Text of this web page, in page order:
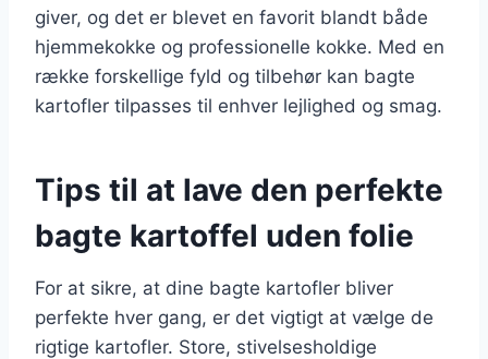
giver, og det er blevet en favorit blandt både
hjemmekokke og professionelle kokke. Med en
række forskellige fyld og tilbehør kan bagte
kartofler tilpasses til enhver lejlighed og smag.
Tips til at lave den perfekte
bagte kartoffel uden folie
For at sikre, at dine bagte kartofler bliver
perfekte hver gang, er det vigtigt at vælge de
rigtige kartofler. Store, stivelsesholdige